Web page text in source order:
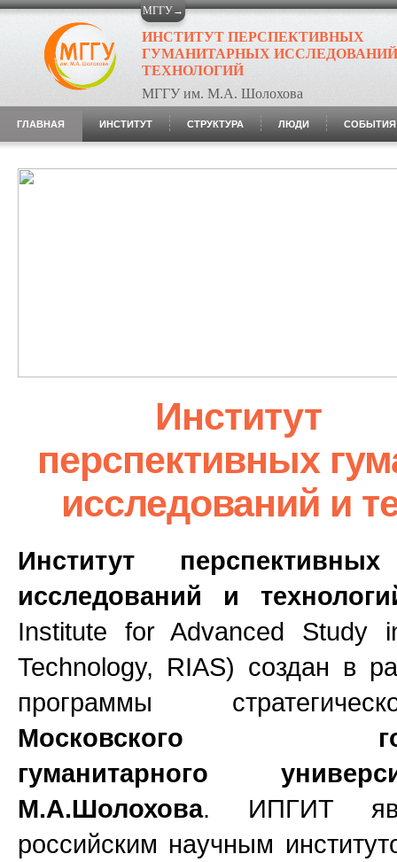
ИНСТИТУТ ПЕРСПЕКТИВНЫХ
ГУМАНИТАРНЫХ
ТЕХНОЛОГИЙ
МГГУ им. М.А. Шолохова
МГГУ→
ГЛАВНАЯ ИНСТИТУТ СТРУКТУРА ЛЮДИ СОБЫТИЯ
Институт
перспективных
исследований и
Институт
исследований и
Institute for Advanced Study
Technology, RIAS) создан в
программы
Московского
гуманитарного
М.А.Шолохова. ИПГИТ
российским научным